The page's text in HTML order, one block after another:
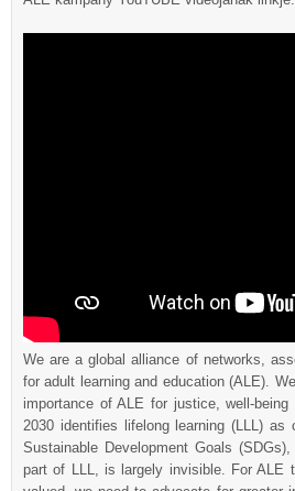
We are a global alliance of networks,
for adult learning and education (ALE).
importance of ALE for justice, well-being
2030 identifies lifelong learning (LLL)
Sustainable Development Goals
part of LLL, is largely invisible. For ALE